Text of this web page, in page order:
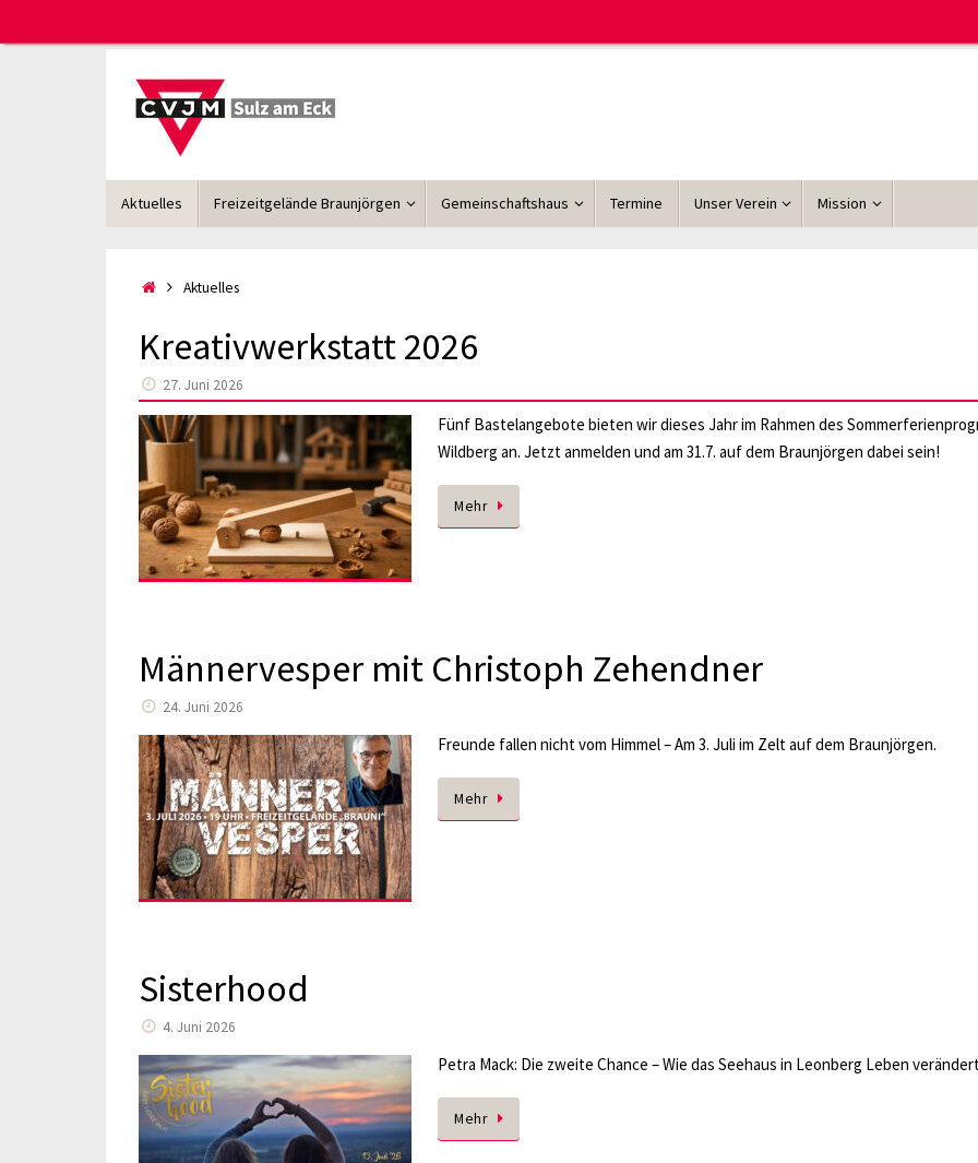
Inhalt
Inhalt
Aktuelles Freizeitgelände Braunjörgen Gemeinschaftshaus Termine Unser Verein Mission
StartAktuelles
Kreativwerkstatt 2026
27. Juni 2026
Fünf Bastelangebote bieten wir dieses Jahr im Rahmen des
Wildberg an. Jetzt anmelden und am 31.7. auf dem Braunjörgen dabei sein!
Mehr
Männervesper mit Christoph Zehendner
24. Juni 2026
Freunde fallen nicht vom Himmel – Am 3. Juli im Zelt auf dem Braunjörgen.
Mehr
Sisterhood
4. Juni 2026
Petra Mack: Die zweite Chance – Wie das Seehaus in Leonberg Leben
Mehr